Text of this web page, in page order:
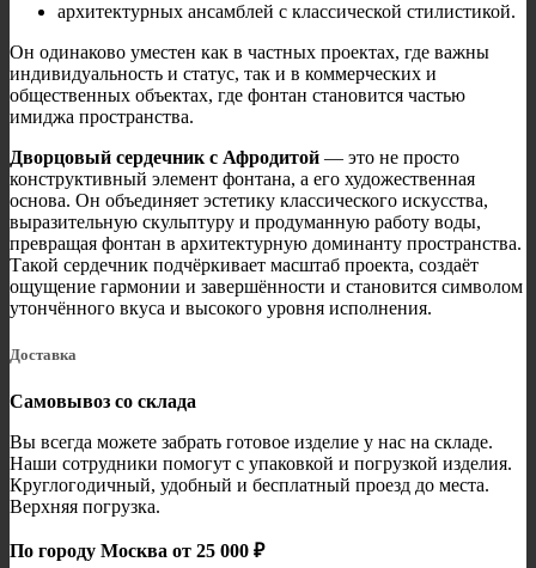
архитектурных ансамблей с классической стилистикой.
Он одинаково уместен как в частных проектах, где важны
индивидуальность и статус, так и в коммерческих и
общественных объектах, где фонтан становится частью
имиджа пространства.
Дворцовый сердечник с Афродитой — это не просто
конструктивный элемент фонтана, а его художественная
основа. Он объединяет эстетику классического искусства,
выразительную скульптуру и продуманную работу воды,
превращая фонтан в архитектурную доминанту пространства.
Такой сердечник подчёркивает масштаб проекта, создаёт
ощущение гармонии и завершённости и становится символом
утончённого вкуса и высокого уровня исполнения.
Доставка
Самовывоз со склада
Вы всегда можете забрать готовое изделие у нас на складе.
Наши сотрудники помогут с упаковкой и погрузкой изделия.
Круглогодичный, удобный и бесплатный проезд до места.
Верхняя погрузка.
По городу Москва от 25 000 ₽